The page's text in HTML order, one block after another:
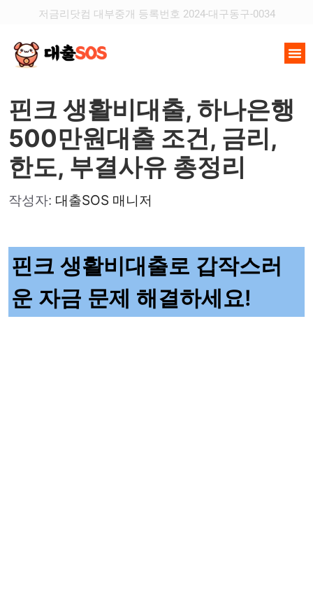
저금리닷컴 대부중개 등록번호 2024-대구동구-0034
핀크 생활비대출, 하나은행
500만원대출 조건, 금리,
한도, 부결사유 총정리
작성자: 대출SOS 매니저
핀크 생활비대출로 갑작스러
운 자금 문제 해결하세요!